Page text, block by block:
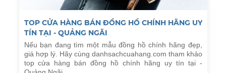
TOP CỬA HÀNG BÁN ĐỒNG HỒ CHÍNH HÃNG UY
TÍN TẠI - QUẢNG NGÃI
Nếu bạn đang tìm một mẫu đồng hồ chính hãng đẹp,
giá hợp lý. Hãy cùng danhsachcuahang.com tham khảo
top cửa hàng bán đồng hồ chính hãng uy tín tại -